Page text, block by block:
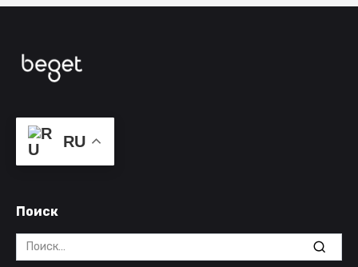
RU
Поиск
Search
for: